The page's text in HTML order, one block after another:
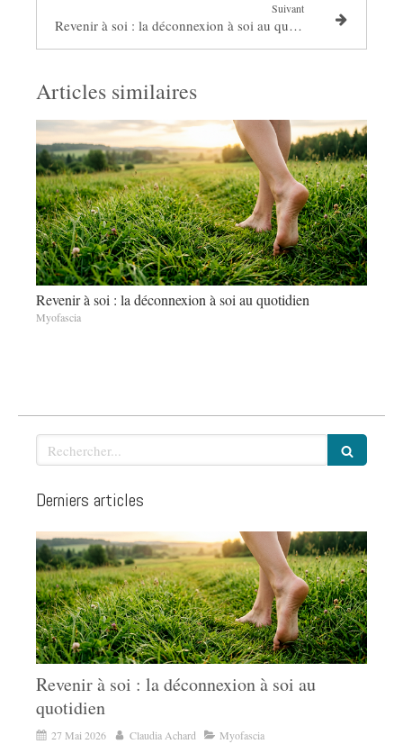
Suivant
Revenir à soi : la déconnexion à soi au quotidien
Articles similaires
Revenir à soi : la déconnexion à soi au quotidien
Myofascia
Rechercher
Derniers articles
Revenir à soi : la déconnexion à soi au
quotidien
27 Mai 2026 Claudia Achard Myofascia